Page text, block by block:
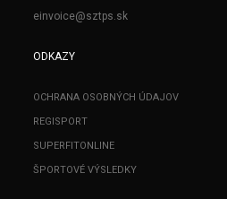
einvoice@sztps.sk
ODKAZY
OCHRANA OSOBNÝCH ÚDAJOV
REGISPORT
SUPERFITONLINE
ŠPORTOVÉ VÝSLEDKY